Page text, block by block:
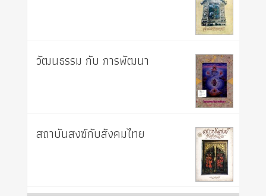
วัฒนธรรม กับ การพัฒนา
สถาบันสงฆ์กับสังคมไทย